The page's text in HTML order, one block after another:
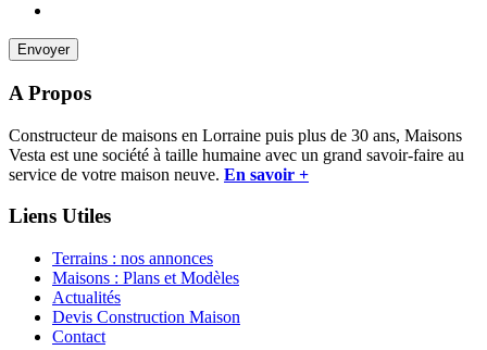
A Propos
Constructeur de maisons en Lorraine puis plus de 30 ans, Maisons
Vesta est une société à taille humaine avec un grand savoir-faire au
service de votre maison neuve. En savoir +
Liens Utiles
Terrains : nos annonces
Maisons : Plans et Modèles
Actualités
Devis Construction Maison
Contact